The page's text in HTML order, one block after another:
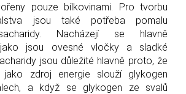
pouze bílkovinami. Pro tvorbu
jsou také potřeba pomalu
Nacházejí se hlavně
jsou ovesné vločky a sladké
jsou důležité hlavně proto, že
jako zdroj energie slouží glykogen
a když se glykogen ze svalů